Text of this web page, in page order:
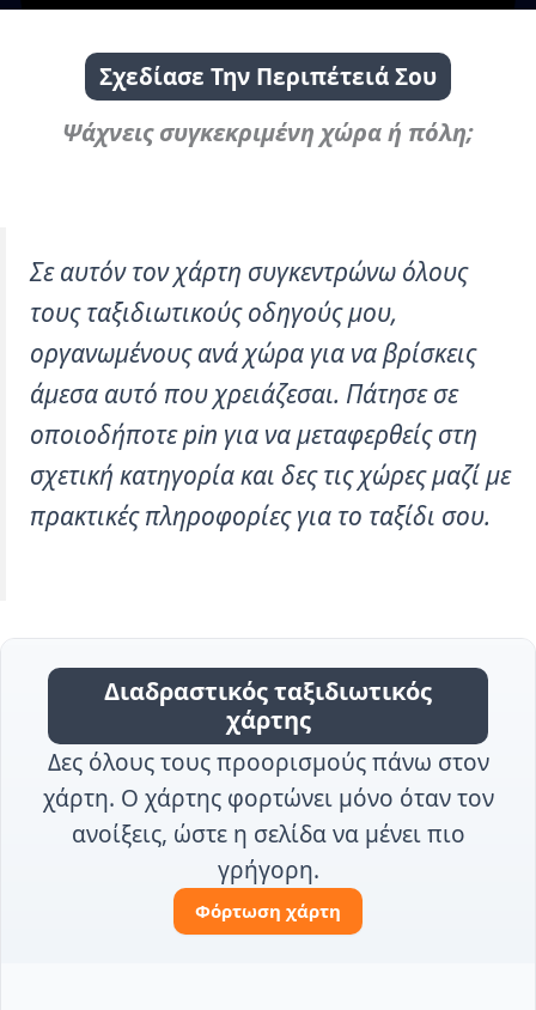
Σχεδίασε Την Περιπέτειά Σου
Ψάχνεις συγκεκριμένη χώρα ή πόλη;
Σε αυτόν τον χάρτη συγκεντρώνω όλους
τους ταξιδιωτικούς οδηγούς μου,
οργανωμένους ανά χώρα για να βρίσκεις
άμεσα αυτό που χρειάζεσαι. Πάτησε σε
οποιοδήποτε pin για να μεταφερθείς στη
σχετική κατηγορία και δες τις χώρες μαζί με
πρακτικές πληροφορίες για το ταξίδι σου.
Διαδραστικός ταξιδιωτικός
χάρτης
Δες όλους τους προορισμούς πάνω στον
χάρτη. Ο χάρτης φορτώνει μόνο όταν τον
ανοίξεις, ώστε η σελίδα να μένει πιο
γρήγορη.
Φόρτωση χάρτη